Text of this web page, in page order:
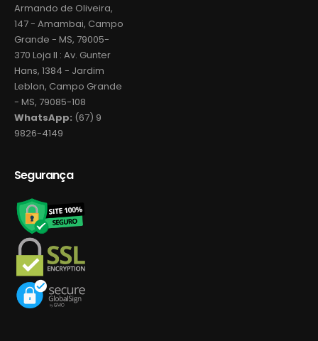
Armando de Oliveira,
147 - Amambai, Campo
Grande - MS, 79005-
370 Loja II : Av. Gunter
Hans, 1384 - Jardim
Leblon, Campo Grande
- MS, 79085-108
WhatsApp: (67) 9
9826-4149
Segurança